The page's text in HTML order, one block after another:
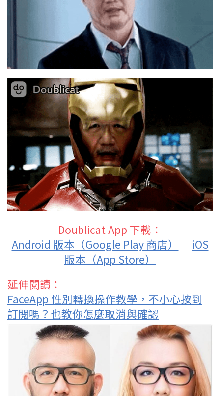
Doublicat App 下載：
Android 版本（Google Play 商店）
｜ iOS
版本（App Store）
延伸閱讀：
FaceApp 性別轉換操作教學，不小心按到
訂閱嗎？也教你怎麼取消與確認